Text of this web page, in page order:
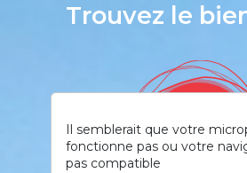
Trouvez le
Il semblerait que votre
fonctionne pas ou votre
pas compatible